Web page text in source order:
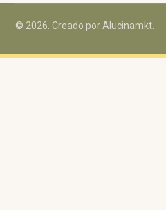
© 2026. Creado por Alucinamkt.